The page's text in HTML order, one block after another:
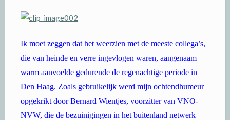
Ik moet zeggen dat het weerzien met de meeste collega’s,
die van heinde en verre ingevlogen waren, aangenaam
warm aanvoelde gedurende de regenachtige periode in
Den Haag. Zoals gebruikelijk werd mijn ochtendhumeur
opgekrikt door Bernard Wientjes, voorzitter van VNO-
NVW, die de bezuinigingen in het buitenland netwerk